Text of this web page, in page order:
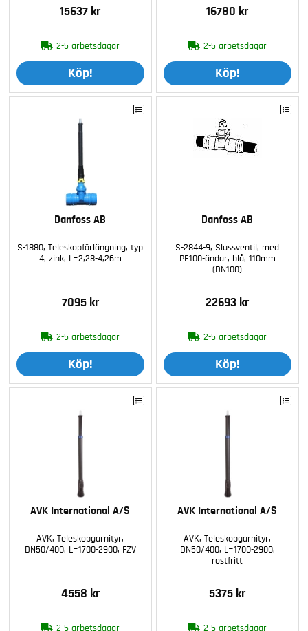
15637 kr
2-5 arbetsdagar
Köp!
16780 kr
2-5 arbetsdagar
Köp!
Danfoss AB
S-1880, Teleskopförlängning, typ
4, zink, L=2,28-4,26m
7095 kr
2-5 arbetsdagar
Köp!
Danfoss AB
S-2844-9, Slussventil, med
PE100-ändar, blå, 110mm
(DN100)
22693 kr
2-5 arbetsdagar
Köp!
AVK International A/S
AVK, Teleskopgarnityr,
DN50/400, L=1700-2900, FZV
4558 kr
2-5 arbetsdagar
AVK International A/S
AVK, Teleskopgarnityr,
DN50/400, L=1700-2900,
rostfritt
5375 kr
2-5 arbetsdagar